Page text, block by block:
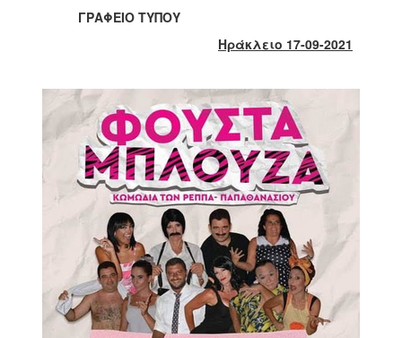
2016
2015
2013
2012
2011
2010
2006
ΓΡΑΦΕΙΟ ΤΥΠΟΥ
Ηράκλειο 17-09-2021